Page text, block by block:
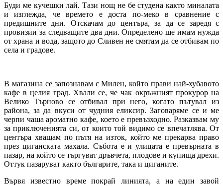
Буди ме кучешки лай. Тази нощ не бе студена както миналата
и изглежда, че времето е доста по-меко в сравнение с
предишните дни. Отскачам до центъра, за да се заредя с
провизии за следващите два дни. Определено ще имам нужда
от храна и вода, защото до Сливен не смятам да се отбивам по
села и градове.
В магазина се запознавам с Милен, който прави най-хубавото
кафе в целия град. Хвали се, че чак окръжният прокурор на
Велико Търново се отбивал при него, когато пътувал из
района, за да вкуси от чудния еликсир. Заговаряме се и ме
черпи чаша ароматно кафе, което е превъзходно. Разказвам му
за приключенията си, от които той видимо се впечатлява. От
центъра хващам по пътя на изток, който ме прекарва право
през циганската махала. Събота е и улицата е превърната в
пазар, на който се търгуват дръвчета, плодове и купища дрехи.
Оттук пазаруват както българите, така и циганите.
Вървя известно време покрай линията, а на един завой